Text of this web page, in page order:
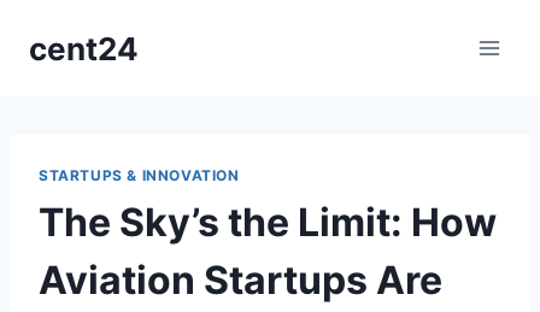
cent24
STARTUPS & INNOVATION
The Sky’s the Limit: How
Aviation Startups Are